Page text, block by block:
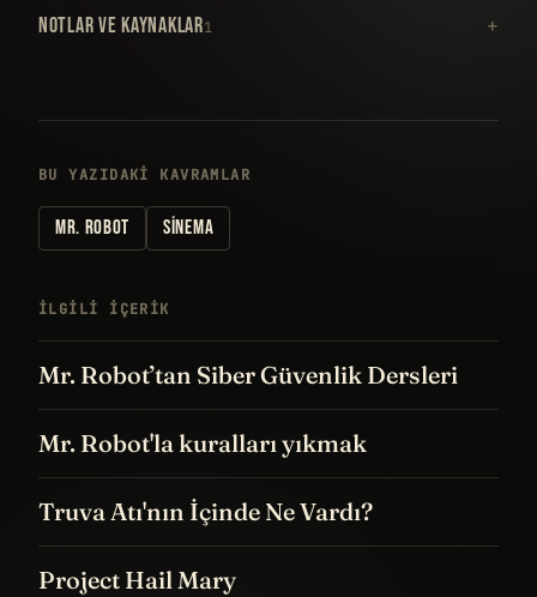
NOTLAR VE KAYNAKLAR1
BU YAZIDAKI KAVRAMLAR
MR. ROBOT SINEMA
İLGILI IÇERIK
Mr. Robot’tan Siber Güvenlik Dersleri
Mr. Robot'la kuralları yıkmak
Truva Atı'nın İçinde Ne Vardı?
Project Hail Mary